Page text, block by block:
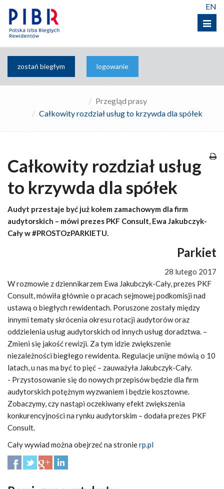
Menu
EN
zostań biegłym logowanie
Przegląd prasy
Całkowity rozdział usług to krzywda dla spółek
Całkowity rozdział usług
to krzywda dla spółek
Audyt przestaje być już kołem zamachowym dla firm
audytorskich – mówi prezes PKF Consult, Ewa Jakubczyk-
Cały w #PROSTOzPARKIETU.
Parkiet
28 lutego 2017
W rozmowie z dziennikarzem Ewa Jakubczyk-Cały, prezes PKF
Consult, mówiła głównie o pracach sejmowej podkomisji nad
ustawą o biegłych rewidentach. Poruszone zostały między
innymi tematy skrócenia okresu rotacji audytorów oraz
oddzielenia usług audytorskich od innych usług doradztwa. –
Zmieni się jakość rewizji. Za tym idzie zwiększenie
niezależności biegłego rewidenta. Regulacje unijne mówią o 10
latach, u nas ma być to pięć – zauważyła Jakubczyk-Cały.
- Przystosowanie się do nowych przepisów będzie dla firm
audytorskich potężnym wyzwaniem i będzie kosztowne.
Zobaczymy, czy nastąpi oczekiwany efekt zwiększenia
konkurencyjności na rynku audytorskim – dodała prezes PKF
Consult.
Cały wywiad można obejrzeć na stronierp.pl